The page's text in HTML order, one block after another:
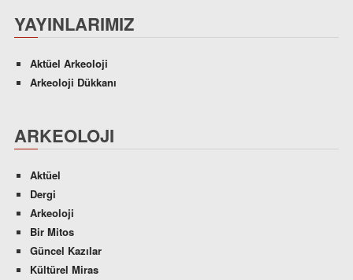
YAYINLARIMIZ
Aktüel Arkeoloji
Arkeoloji Dükkanı
ARKEOLOJI
Aktüel
Dergi
Arkeoloji
Bir Mitos
Güncel Kazılar
Kültürel Miras